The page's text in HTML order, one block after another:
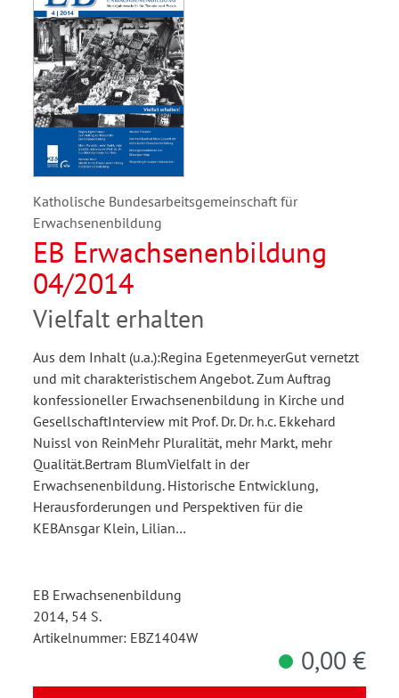
Katholische Bundesarbeitsgemeinschaft für
Erwachsenenbildung
EB Erwachsenenbildung
04/2014
Vielfalt erhalten
Aus dem Inhalt (u.a.):Regina EgetenmeyerGut vernetzt
und mit charakteristischem Angebot. Zum Auftrag
konfessioneller Erwachsenenbildung in Kirche und
GesellschaftInterview mit Prof. Dr. Dr. h.c. Ekkehard
Nuissl von ReinMehr Pluralität, mehr Markt, mehr
Qualität.Bertram BlumVielfalt in der
Erwachsenenbildung. Historische Entwicklung,
Herausforderungen und Perspektiven für die
KEBAnsgar Klein, Lilian…
EB Erwachsenenbildung
2014, 54 S.
Artikelnummer: EBZ1404W
0,00 €